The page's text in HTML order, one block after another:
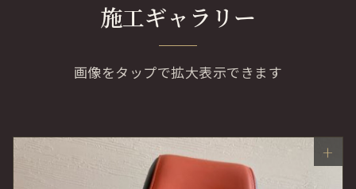
施工ギャラリー
画像をタップで拡大表示できます